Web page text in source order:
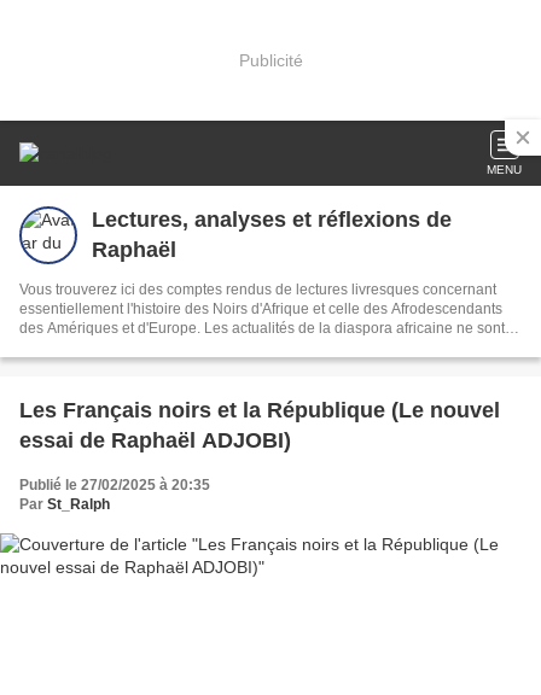
Publicité
MENU
Lectures, analyses et réflexions de
Raphaël
Vous trouverez ici des comptes rendus de lectures livresques concernant
essentiellement l'histoire des Noirs d'Afrique et celle des Afrodescendants
des Amériques et d'Europe. Les actualités de la diaspora africaine ne sont
Les Français noirs et la République (Le nouvel
essai de Raphaël ADJOBI)
Publié le 27/02/2025 à 20:35
Par St_Ralph